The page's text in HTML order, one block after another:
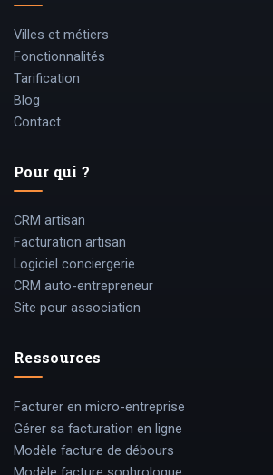
Villes et métiers
Fonctionnalités
Tarification
Blog
Contact
Pour qui ?
CRM artisan
Facturation artisan
Logiciel conciergerie
CRM auto-entrepreneur
Site pour association
Ressources
Facturer en micro-entreprise
Gérer sa facturation en ligne
Modèle facture de débours